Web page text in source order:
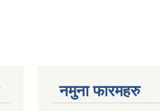
नमुना फारमहरु